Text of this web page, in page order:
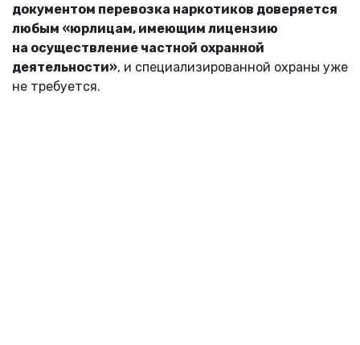
документом перевозка наркотиков доверяется
любым «юрлицам, имеющим лицензию
на осуществление частной охранной
деятельности», и специализированной охраны уже
не требуется.